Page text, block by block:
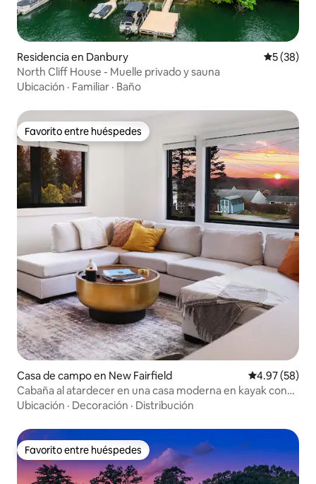
Residencia en Danbury
5 (38)
North Cliff House - Muelle privado y sauna
Ubicación · Familiar · Baño
Favorito entre huéspedes
Favorito entre huéspedes
Casa de campo en New Fairfield Calificación
4.97 (58)
Cabaña al atardecer en una casa moderna en kayak con
acceso al lago
Ubicación · Decoración · Distribución
Favorito entre huéspedes
Favorito entre huéspedes